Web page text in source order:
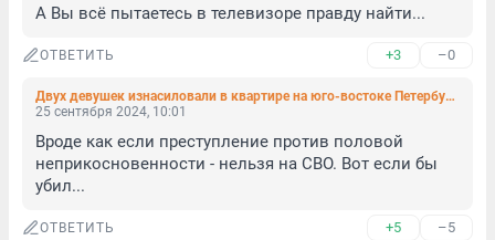
А Вы всё пытаетесь в телевизоре правду найти...
ОТВЕТИТЬ +3 –0
Двух девушек изнасиловали в квартире на юго-востоке Петербурга
25 сентября 2024, 10:01
Вроде как если преступление против половой
неприкосновенности - нельзя на СВО. Вот если бы
убил...
ОТВЕТИТЬ +5 –5